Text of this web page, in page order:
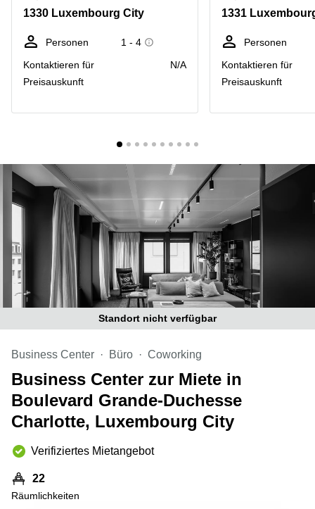
Bertrange
Esch-sur-
Сoworking
Bureaux
Bureaux
Sandweiler
Bureaux
Luxembourg
Centres
d’affaires
Bertrange
Centres
Esch-
Centres
d’affaires
Sandweiler
1330 Luxembourg City
Personen
1 - 4
Kontaktieren für
Preisauskunft
N/A
1331
Personen
Kontaktieren für
Preisauskunft
Standort nicht verfügbar
Business Center Büro Coworking
Business Center zur Miete in
Boulevard Grande-Duchesse
Charlotte, Luxembourg City
Verifiziertes Mietangebot
22
Räumlichkeiten